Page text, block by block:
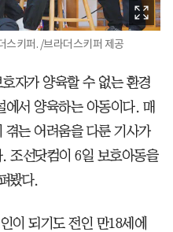
스키퍼. /브라더스키퍼 제공
자가 양육할 수 없는 환경
에서 양육하는 아동이다. 매
겪는 어려움을 다룬 기사가
조선닷컴이 6일 보호아동을
봤다.
이 되기도 전인 만18세에